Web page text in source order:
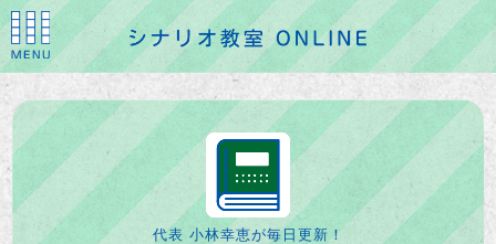
代表 小林幸恵が毎日更新！